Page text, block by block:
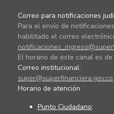
Correo para notificaciones
Para el envío de
habilitado el correo
El horario de este canal es de
Correo institucional:
super@superfinanciera.gov.co
Horario de atención
Punto Ciudadano: